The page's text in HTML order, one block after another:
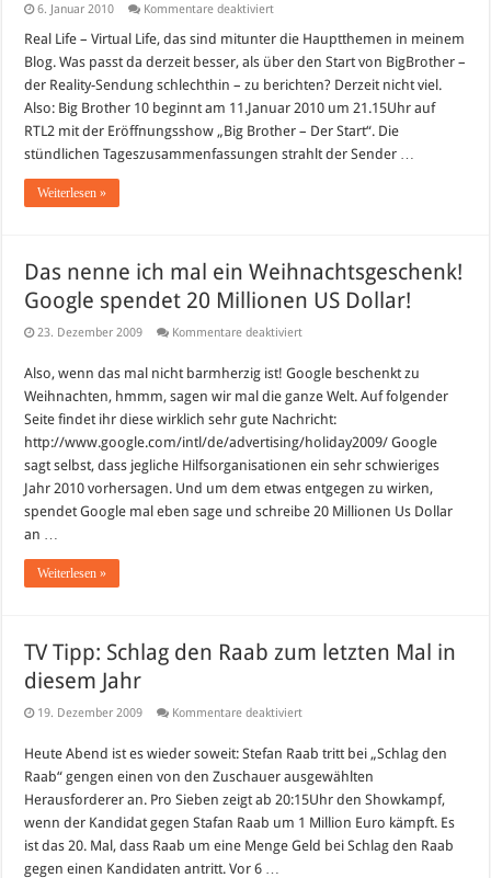
6. Januar 2010 Kommentare deaktiviertfür
Brother
startet
am
11.01.2010
–
Skandale
vorprogrammiert?
Real Life – Virtual Life, das sind mitunter die Hauptthemen in meinem
Blog. Was passt da derzeit besser, als über den Start von BigBrother –
der Reality-Sendung schlechthin – zu berichten? Derzeit nicht viel.
Also: Big Brother 10 beginnt am 11.Januar 2010 um 21.15Uhr auf
RTL2 mit der Eröffnungsshow „Big Brother – Der Start“. Die
stündlichen Tageszusammenfassungen strahlt der Sender …
Weiterlesen »
Das nenne ich mal ein Weihnachtsgeschenk!
Google spendet 20 Millionen US Dollar!
23. Dezember 2009 Kommentare deaktiviertfür
ich
ein
Weihnachtsgeschenk!
spendet
20
Millionen
US
Dollar!
Also, wenn das mal nicht barmherzig ist! Google beschenkt zu
Weihnachten, hmmm, sagen wir mal die ganze Welt. Auf folgender
Seite findet ihr diese wirklich sehr gute Nachricht:
http://www.google.com/intl/de/advertising/holiday2009/ Google
sagt selbst, dass jegliche Hilfsorganisationen ein sehr schwieriges
Jahr 2010 vorhersagen. Und um dem etwas entgegen zu wirken,
spendet Google mal eben sage und schreibe 20 Millionen Us Dollar
an …
Weiterlesen »
TV Tipp: Schlag den Raab zum letzten Mal in
diesem Jahr
19. Dezember 2009 Kommentare deaktiviertfür
Schlag
Raab
zum
Mal
in
diesem
Heute Abend ist es wieder soweit: Stefan Raab tritt bei „Schlag den
Raab“ gengen einen von den Zuschauer ausgewählten
Herausforderer an. Pro Sieben zeigt ab 20:15Uhr den Showkampf,
wenn der Kandidat gegen Stafan Raab um 1 Million Euro kämpft. Es
ist das 20. Mal, dass Raab um eine Menge Geld bei Schlag den Raab
gegen einen Kandidaten antritt. Vor 6 …